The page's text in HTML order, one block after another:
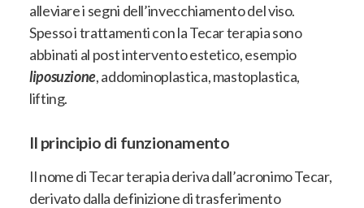
alleviare i segni dell’invecchiamento del viso.
Spesso i trattamenti con la Tecar terapia sono
abbinati al post intervento estetico, esempio
liposuzione, addominoplastica, mastoplastica,
lifting.
Il principio di funzionamento
Il nome di Tecar terapia deriva dall’acronimo Tecar,
derivato dalla definizione di trasferimento